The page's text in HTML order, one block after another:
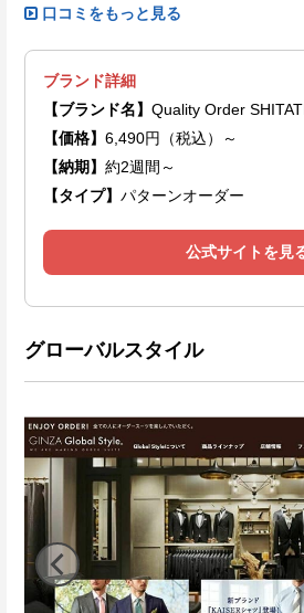
口コミをもっと見る
ブランド詳細
【ブランド名】 Quality Order
【価格】 6,490円（税込）～
【納期】 約2週間～
【タイプ】 パターンオーダー
公式サイトを見
グローバルスタイル